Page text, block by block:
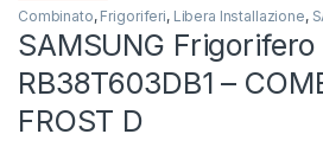
Combinato, Frigoriferi, Libera Installazione,
SAMSUNG Frigorifero
RB38T603DB1 –
FROST D